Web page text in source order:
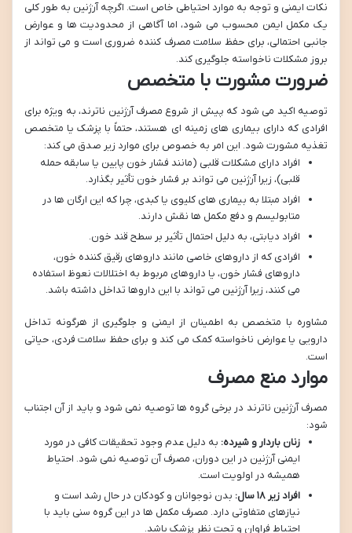
نکات ایمنی و توجه به موارد احتیاطی خاص است. اگرچه آرژنین به طور کلی
یک مکمل ایمن محسوب می شود، اما آگاهی از محدودیت ها و عوارض
جانبی احتمالی، برای حفظ سلامت مصرف کننده ضروری است و می تواند از
بروز مشکلات ناخواسته جلوگیری کند.
ضرورت مشورت با متخصص
توصیه اکید می شود که پیش از شروع مصرف آرژنین ناترند، به ویژه برای
افرادی که دارای بیماری های زمینه ای هستند، حتماً با پزشک یا متخصص
تغذیه مشورت شود. این امر به خصوص برای موارد زیر صدق می کند:
افراد دارای مشکلات قلبی (مانند فشار خون پایین یا سابقه حمله
قلبی)، زیرا آرژنین می تواند بر فشار خون تأثیر بگذارد.
افراد مبتلا به بیماری های کلیوی یا کبدی، چرا که این ارگان ها در
متابولیسم و دفع مکمل ها نقش دارند.
افراد دیابتی، به دلیل احتمال تأثیر بر سطح قند خون.
افرادی که از داروهای خاصی مانند داروهای رقیق کننده خون،
داروهای فشار خون، یا داروهای مربوط به اختلالات نعوظ استفاده
می کنند، زیرا آرژنین می تواند با این داروها تداخل داشته باشد.
مشاوره با متخصص به اطمینان از ایمنی و جلوگیری از هرگونه تداخل
دارویی یا عوارض ناخواسته کمک می کند و برای حفظ سلامت فردی، حیاتی
است.
موارد منع مصرف
مصرف آرژنین ناترند در برخی گروه ها توصیه نمی شود و باید از آن اجتناب
شود:
زنان باردار و شیرده: به دلیل عدم وجود تحقیقات کافی در مورد
ایمنی آرژنین در این دوران، مصرف آن توصیه نمی شود. احتیاط
همیشه در اولویت است.
افراد زیر ۱۸ سال:
بدن نوجوانان و کودکان در حال رشد است و
نیازهای متفاوتی دارد. مصرف مکمل ها در این گروه سنی باید با
احتیاط فراوان و تحت نظر پزشک باشد.